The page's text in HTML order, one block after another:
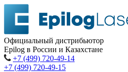
Официальный дистрибьютор
Epilog в России и Казахстане
+7 (499) 720-49-14
+7 (499) 720-49-15